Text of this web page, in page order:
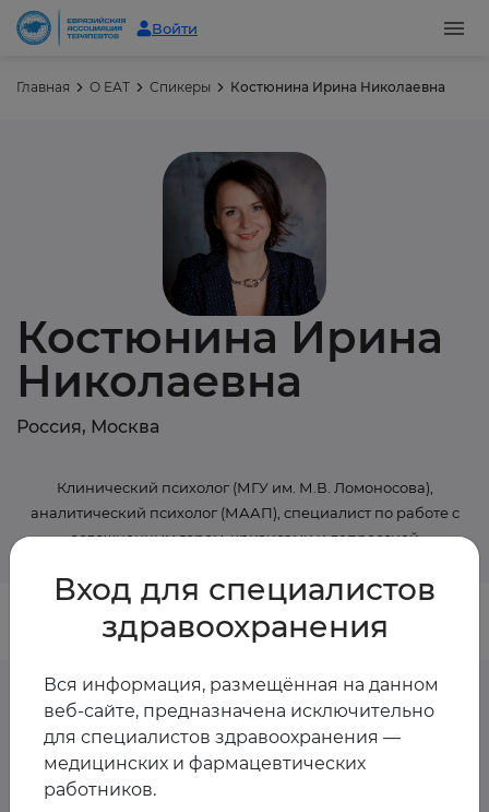
Войти
Главная О ЕАТ Спикеры Костюнина Ирина Николаевна
Костюнина Ирина
Николаевна
Россия, Москва
Клинический психолог (МГУ им. М.В. Ломоносова),
аналитический психолог (МААП), специалист по работе с
осложненным горем, кризисами и депрессией
Предстоящие
мероприятия спикера
Вход для специалистов
здравоохранения
Вся информация, размещённая на данном
веб-сайте, предназначена исключительно
для специалистов здравоохранения —
медицинских и фармацевтических
работников.